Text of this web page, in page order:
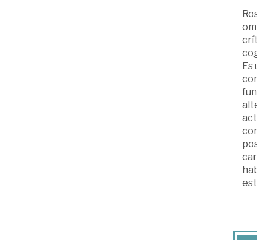
Es